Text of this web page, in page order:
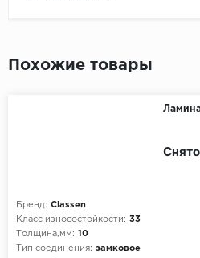
Похожие товары
Бренд: Classen
Класс износостойкости: 33
Толщина,мм: 10
Тип соединения: замковое